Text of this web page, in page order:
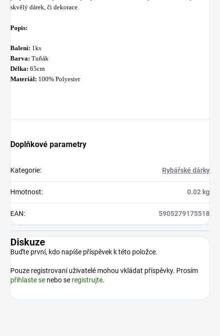
skvělý dárek, či dekorace
Popis:
Balení: 1ks
Barva: Tuňák
Délka: 65cm
Materiál: 100% Polyester
Doplňkové parametry
Kategorie: Rybářské dárky
Hmotnost: 0.02 kg
EAN: 5905279175518
Diskuze
Buďte první, kdo napíše příspěvek k této položce.
Pouze registrovaní uživatelé mohou vkládat příspěvky. Prosím
přihlaste se nebo se registrujte.